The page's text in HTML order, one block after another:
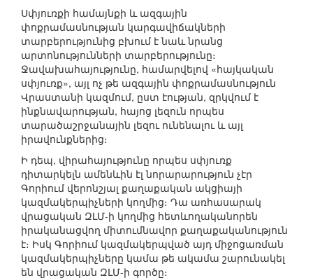
Սփյուռքի համայնքի և ազգային
փոքրամասնության կարգավիճակների
տարբերությունից բխում է նաև նրանց
արտոնությունների տարբերությունը։
Ջավախահայությունը, համարվելով «հայկական
սփյուռք», այլ ոչ թե ազգային փոքրամասնություն
Վրաստանի կազմում, ըստ էության, զրկվում է
ինքնավարության, հայոց լեզուն որպես
տարածաշրջանային լեզու ունենալու և այլ
իրավունքներից։
Ի դեպ, վիրահայությունը որպես սփյուռք
դիտարկելն ամենևին էլ նորարարություն չէր
Գորիում վերոնշյալ քաղաքական ակցիայի
կազմակերպիչների կողմից։ Դա առհասարակ
վրացական ԶԼՄ-ի կողմից հետևողականորեն
իրականացվող միտումնավոր քաղաքականություն
է։ Իսկ Գորիում կազմակերպված այդ միջոցառման
կազմակերպիչները կամա թե ակամա շարունակել
են վրացական ԶԼՄ-ի գործը։